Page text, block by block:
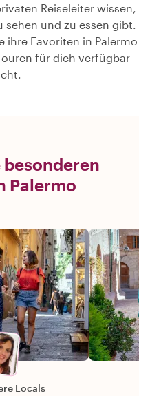
Reiseleiter wissen,
sehen und zu essen gibt.
ihre Favoriten in Palermo
für dich verfügbar
besonderen
Palermo
Locals